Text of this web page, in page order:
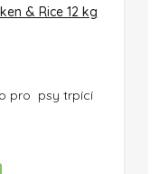
& Rice 12 kg
pro psy trpící